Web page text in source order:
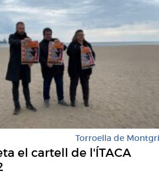
Torroella de Montgrí
el cartell de l'ÍTACA